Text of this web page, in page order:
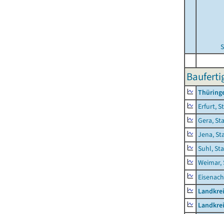
Erfurt,
Gera,
Jena,
Suhl,
Weimar,